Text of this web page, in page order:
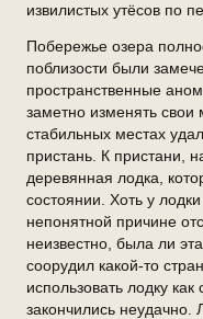
извилистых утёсов по
Побережье озера
поблизости были
пространственные
заметно изменять
стабильных местах
пристань. К пристани,
деревянная лодка,
состоянии. Хоть у
непонятной причине
неизвестно, была ли
соорудил какой-то
использовать лодку
закончились неудачно.